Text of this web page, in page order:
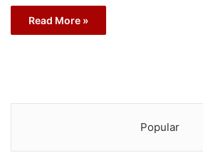
Read More »
Popular